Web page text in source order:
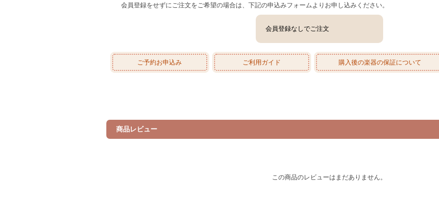
会員登録をせずにご注文をご希望の場合は、下記の申込みフォームよりお申し込みください。
会員登録なしでご注文
ご予約お申込み ご利用ガイド 購入後の楽器の保証について
商品レビュー
この商品のレビューはまだありません。